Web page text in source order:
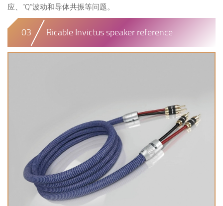
应、“Q”波动和导体共振等问题。
03 Ricable Invictus speaker reference